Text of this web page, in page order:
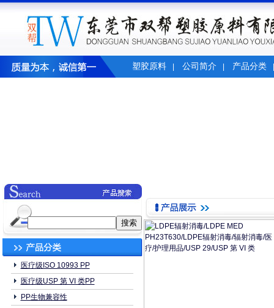
塑胶原料 公司简介 产品分类
医疗级ISO 10993 PP
医疗级USP 第 VI 类PP
PP生物兼容性